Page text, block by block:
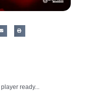
player ready...